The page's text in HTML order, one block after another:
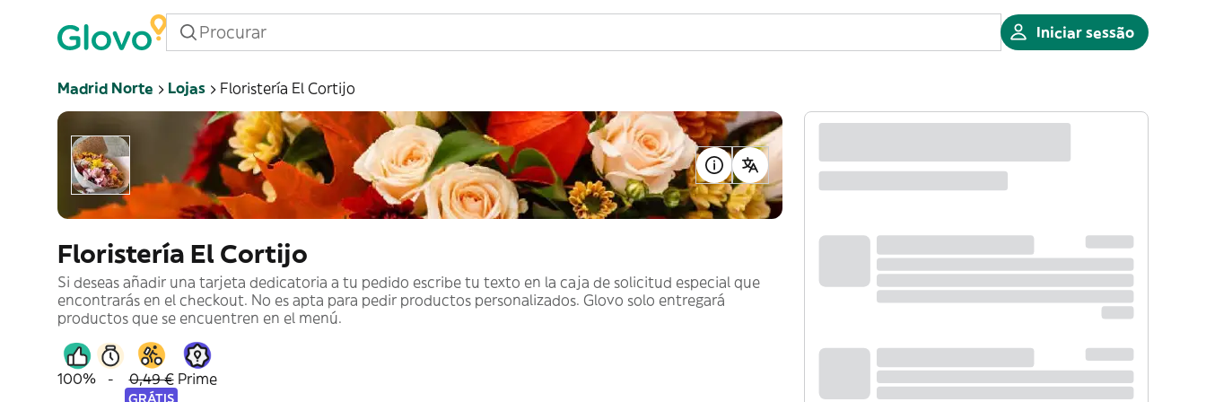
Iniciar sessão
Madrid Norte Lojas Floristería El Cortijo
Floristería El Cortijo
Si deseas añadir una tarjeta dedicatoria a tu pedido escribe tu texto en la caja de solicitud especial que
encontrarás en el checkout. No es apta para pedir productos personalizados. Glovo solo entregará
productos que se encuentren en el menú.
100% - 0,49 €
GRÁTIS
Prime